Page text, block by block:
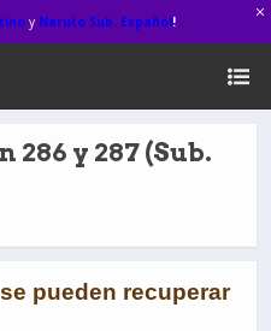
y Naruto Sub. Español!
y 287 (Sub.
pueden recuperar